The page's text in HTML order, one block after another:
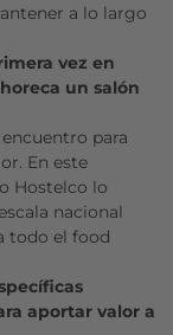
a lo largo
vez en
un salón
para
En este
Hostelco lo
nacional
todo el food
aportar valor a